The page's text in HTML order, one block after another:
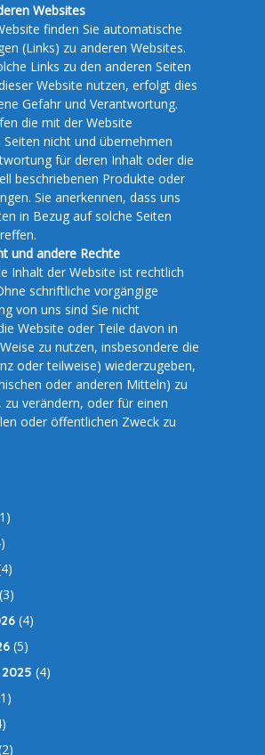
Websites
finden Sie automatische
(Links) zu anderen Websites.
Links zu den anderen Seiten
Website nutzen, erfolgt dies
Gefahr und Verantwortung.
die mit der Website
nicht und übernehmen
für deren Inhalt oder die
beschriebenen Produkte oder
Sie anerkennen, dass uns
in Bezug auf solche Seiten
und andere Rechte
Inhalt der Website ist rechtlich
schriftliche vorgängige
von uns sind Sie nicht
Website oder Teile davon in
zu nutzen, insbesondere die
oder teilweise) wiederzugeben,
oder anderen Mitteln) zu
verändern, oder für einen
oder öffentlichen Zweck zu
(3)
(4)
(5)
(4)